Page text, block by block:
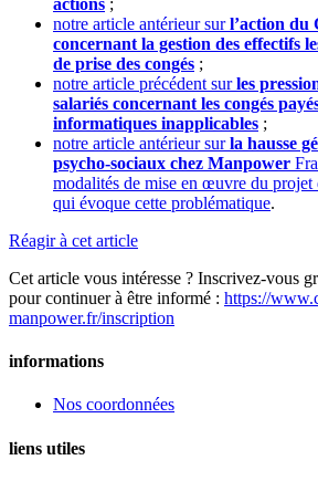
notre article antérieur surl’action du
concernant la gestion des effectifs
de prise des congés ;
notre article précédent surles
salariés concernant les congés
informatiques inapplicables ;
notre article antérieur surla hausse
psycho-sociaux chez Manpower
modalités de mise en œuvre du
qui évoque cette problématique.
Réagir à cet article
Cet article vous intéresse ? Inscrivez-vous
pour continuer à être informé : https://
manpower.fr/inscription
informations
Nos coordonnées
liens utiles